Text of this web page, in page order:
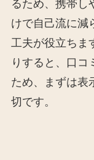
るため、携帯し
けで自己流に減
工夫が役立ちま
りすると、口コ
ため、まずは表
切です。